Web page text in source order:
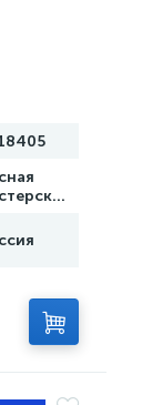
мастерская